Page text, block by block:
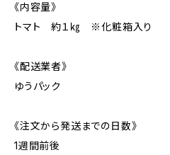
《内容量》
トマト 約１㎏ ※化粧箱入り
《配送業者》
ゆうパック
《注文から発送までの日数》
1週間前後